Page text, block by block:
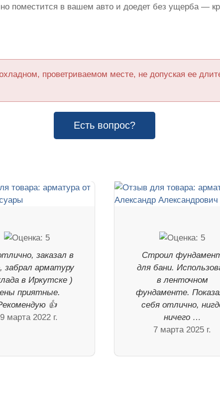
поместится в вашем авто и доедет без ущерба —
проветриваемом месте, не допуская ее
Есть вопрос?
заказал в
забрал арматуру
в Иркутске )
приятные.
👍
марта 2022 г.
Строил
для бани.
в ленточном
фундаменте.
себя отлично,
ничего …
7 марта 2025 г.